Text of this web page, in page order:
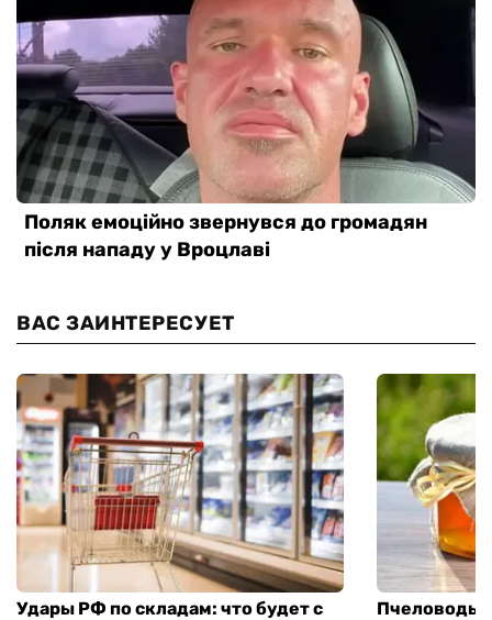
ВАС ЗАИНТЕРЕСУЕТ
Удары РФ по складам: что будет с
Пчеловоды